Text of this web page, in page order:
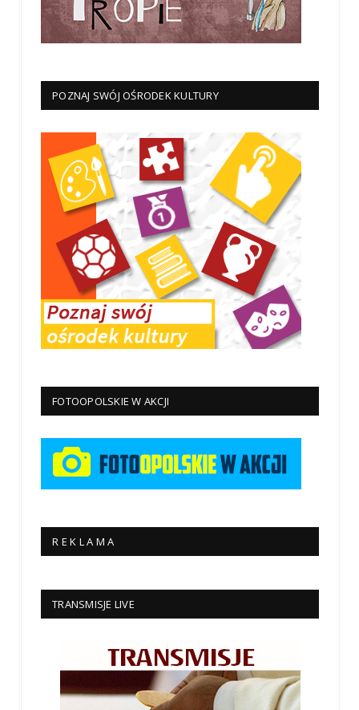
POZNAJ SWÓJ OŚRODEK KULTURY
FOTOOPOLSKIE W AKCJI
R E K L A M A
TRANSMISJE LIVE